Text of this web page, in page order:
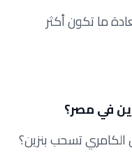
ما تكون أكثر
في مصر؟
تسحب بنزين؟